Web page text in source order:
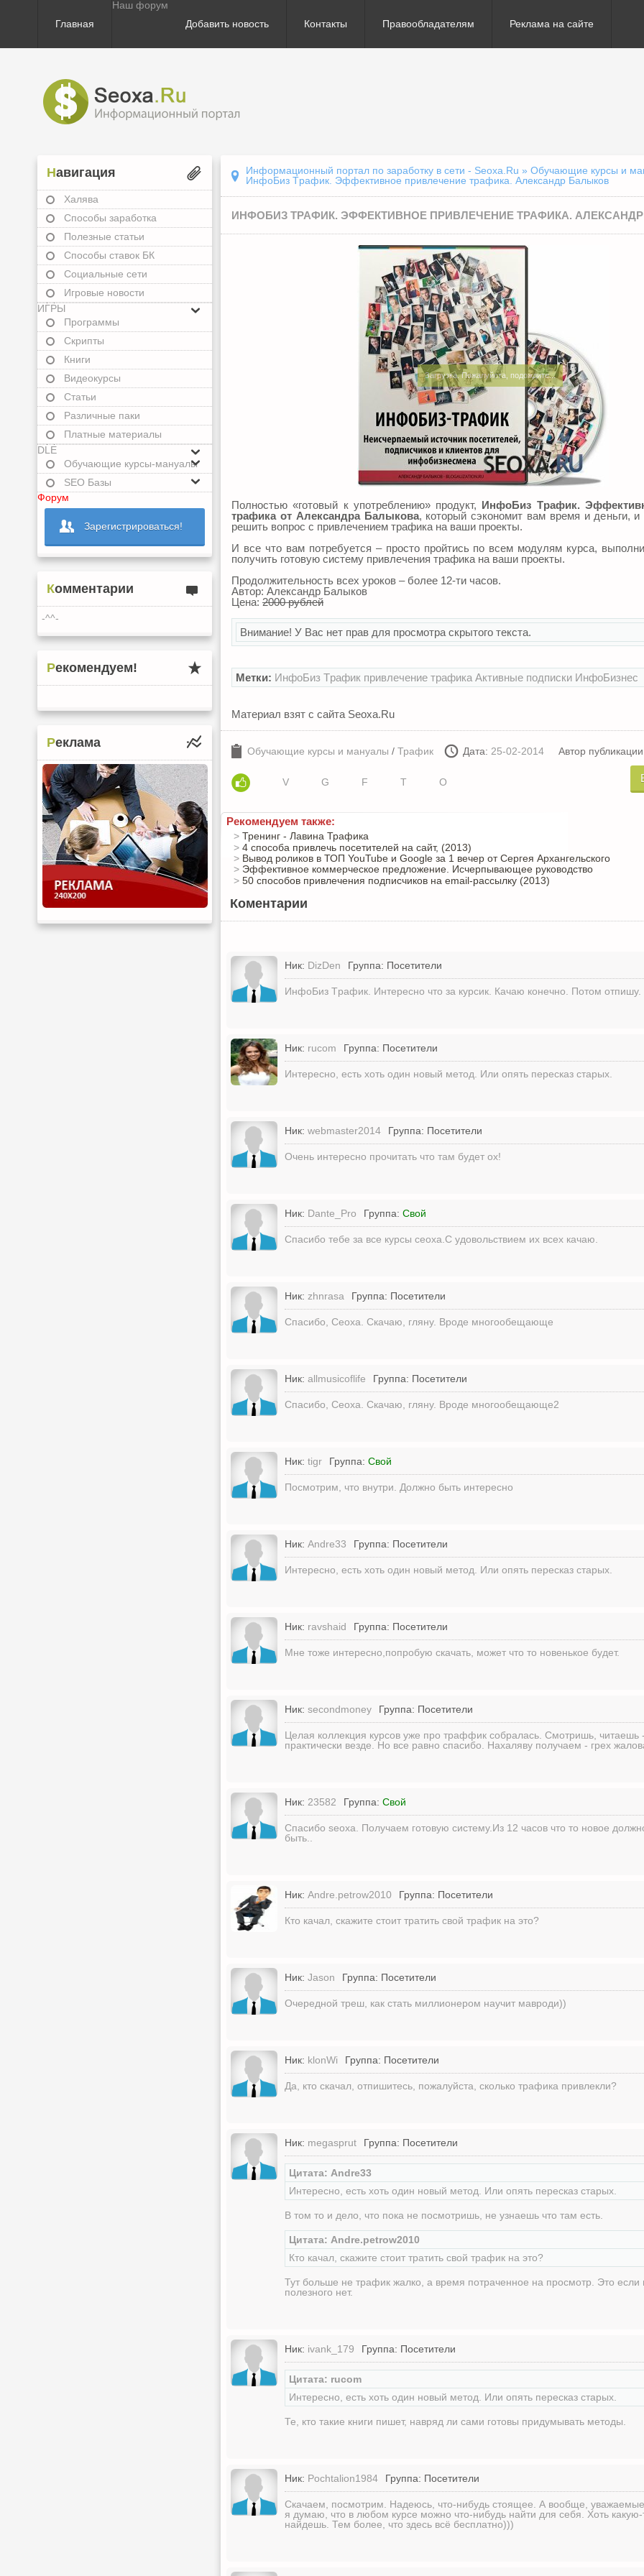
Главная
Наш форум
Добавить новость
Контакты Правообладателям Реклама на сайте
Навигация
Халява
Способы заработка
Полезные статьи
Способы ставок БК
Социальные сети
Игровые новости
ИГРЫ
Программы
Скрипты
Книги
Видеокурсы
Статьи
Различные паки
Платные материалы
DLE
Обучающие курсы-мануалы
SEO Базы
Форум
Зарегистрироваться!
Комментарии
-^^-
Рекомендуем!
Реклама
Информационный портал по заработку в сети - Seoxa.Ru » Обучающие курсы и
ИнфоБиз Tpaфик. Эффективное привлечение трафика. Александр Балыков
ИНФОБИЗ TPAФИК. ЭФФЕКТИВНОЕ ПРИВЛЕЧЕНИЕ ТРАФИКА.
Полностью «готовый к употреблению» продукт, ИнфоБиз Tpaфик.
трафика от Александра Балыкова, который сэкономит вам время и деньги, и
решить вопрос с привлечением трафика на ваши проекты.
И все что вам потребуется – просто пройтись по всем модулям курса,
получить готовую систему привлечения трафика на ваши проекты.
Продолжительность всех уроков – более 12-ти часов.
Автор: Александр Балыков
Цена: 2000 рублей
Внимание! У Вас нет прав для просмотра скрытого текста.
Метки: ИнфоБиз Tpaфик привлечение трафика Активные подписки ИнфоБизнес
Материал взят с сайта Seoxa.Ru
Обучающие курсы и мануалы / Трафик Дата: 25-02-2014 Автор
V G F T O
Рекомендуем также:
> Тренинг - Лавина Трафика
> 4 способа привлечь посетителей на сайт, (2013)
> Вывод роликов в ТОП YouTube и Google за 1 вечер от Сергея Архангельского
> Эффективное коммерческое предложение. Исчерпывающее руководство
> 50 способов привлечения подписчиков на email-рассылку (2013)
Коментарии
Ник: DizDen Группа: Посетители
ИнфоБиз Tpaфик. Интересно что за курсик. Качаю конечно. Потом отпишу.
Ник: rucom Группа: Посетители
Интересно, есть хоть один новый метод. Или опять пересказ старых.
Ник: webmaster2014 Группа: Посетители
Очень интересно прочитать что там будет ох!
Ник: Dante_Pro Группа: Свой
Спасибо тебе за все курсы сеоха.С удовольствием их всех качаю.
Ник: zhnrasa Группа: Посетители
Спасибо, Сеоха. Скачаю, гляну. Вроде многообещающе
Ник: allmusicoflife Группа: Посетители
Спасибо, Сеоха. Скачаю, гляну. Вроде многообещающе2
Ник: tigr Группа: Свой
Посмотрим, что внутри. Должно быть интересно
Ник: Andre33 Группа: Посетители
Интересно, есть хоть один новый метод. Или опять пересказ старых.
Ник: ravshaid Группа: Посетители
Мне тоже интересно,попробую скачать, может что то новенькое будет.
Ник: secondmoney Группа: Посетители
Целая коллекция курсов уже про траффик собралась. Смотришь, читаешь
практически везде. Но все равно спасибо. Нахаляву получаем - грех
Ник: 23582 Группа: Свой
Спасибо seoxa. Получаем готовую систему.Из 12 часов что то новое
быть..
Ник: Andre.petrow2010 Группа: Посетители
Кто качал, скажите стоит тратить свой трафик на это?
Ник: Jason Группа: Посетители
Очередной треш, как стать миллионером научит мавроди))
Ник: klonWi Группа: Посетители
Да, кто скачал, отпишитесь, пожалуйста, сколько трафика привлекли?
Ник: megasprut Группа: Посетители
Цитата: Andre33
Интересно, есть хоть один новый метод. Или опять пересказ старых.
В том то и дело, что пока не посмотришь, не узнаешь что там есть.
Цитата: Andre.petrow2010
Кто качал, скажите стоит тратить свой трафик на это?
Тут больше не трафик жалко, а время потраченное на просмотр. Это если
полезного нет.
Ник: ivank_179 Группа: Посетители
Цитата: rucom
Интересно, есть хоть один новый метод. Или опять пересказ старых.
Те, кто такие книги пишет, навряд ли сами готовы придумывать методы.
Ник: Pochtalion1984 Группа: Посетители
Скачаем, посмотрим. Надеюсь, что-нибудь стоящее. А вообще, уважаемые
я думаю, что в любом курсе можно что-нибудь найти для себя. Хоть какую-
найдешь. Тем более, что здесь всё бесплатно)))
Загрузка. Пожалуйста, подождите...